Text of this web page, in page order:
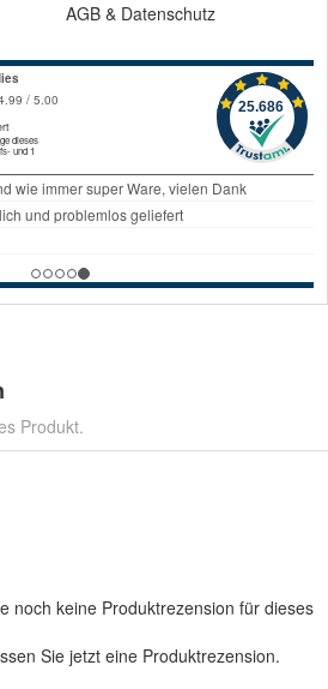
AGB & Datenschutz
Produkt.
noch keine Produktrezension für dieses
Sie jetzt eine Produktrezension.